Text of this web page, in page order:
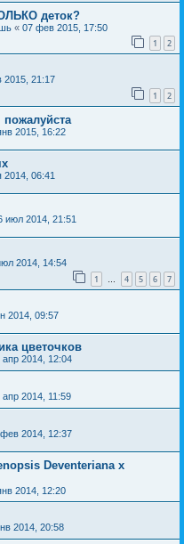
деток?
« 07 фев 2015, 17:50
1 2
2015, 21:17
1 2
пожалуйста
2015, 16:22
2014, 06:41
июл 2014, 21:51
2014, 14:54
1 … 4 5 6 7
2014, 09:57
цветочков
апр 2014, 12:04
апр 2014, 11:59
2014, 12:37
Deventeriana x
2014, 12:20
2014, 20:58